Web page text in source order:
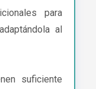
para
al
suficiente